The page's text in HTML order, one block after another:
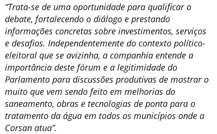
“Trata-se de uma oportunidade para qualificar o
debate, fortalecendo o diálogo e prestando
informações concretas sobre investimentos, serviços
e desafios. Independentemente do contexto político-
eleitoral que se avizinha, a companhia entende a
importância deste fórum e a legitimidade do
Parlamento para discussões produtivas de mostrar o
muito que vem sendo feito em melhorias do
saneamento, obras e tecnologias de ponta para o
tratamento da água em todos os municípios onde a
Corsan atua”.